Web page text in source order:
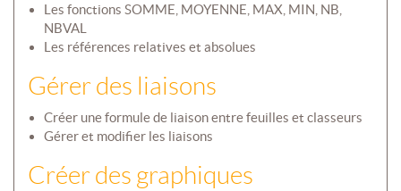
Les fonctions SOMME, MOYENNE, MAX, MIN, NB,
NBVAL
Les références relatives et absolues
Gérer des liaisons
Créer une formule de liaison entre feuilles et classeurs
Gérer et modifier les liaisons
Créer des graphiques